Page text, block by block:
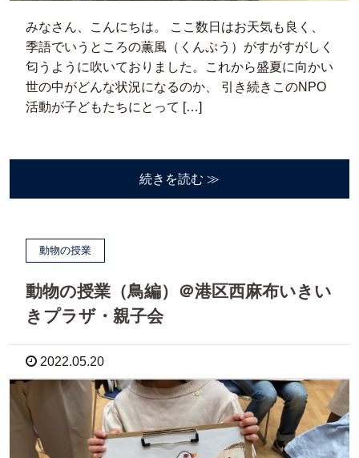
みなさん、こんにちは。 ここ数日はお天気も良く、
季語でいうところの薫風（くんぷう）がすがすがしく
匂うように吹いておりました。これから盛夏に向かい
世の中がどんな状況になるのか、 引き続きこのNPO
活動が子どもたちにとって […]
続きを読む ≫
動物の授業
動物の授業（鳥編）＠港区西麻布いきい
きプラザ・親子会
2022.05.20